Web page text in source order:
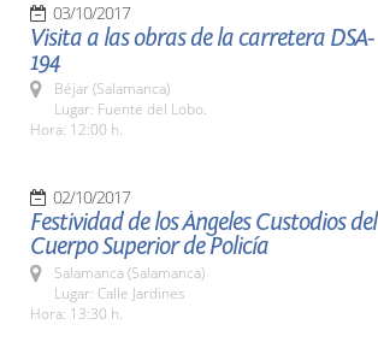
03/10/2017
Visita a las obras de la carretera DSA-
194
Béjar (Salamanca)
Lugar: Fuente del Lobo.
Hora: 12:00 h.
02/10/2017
Festividad de los Ángeles Custodios del
Cuerpo Superior de Policía
Salamanca (Salamanca)
Lugar: Calle Jardines
Hora: 13:30 h.